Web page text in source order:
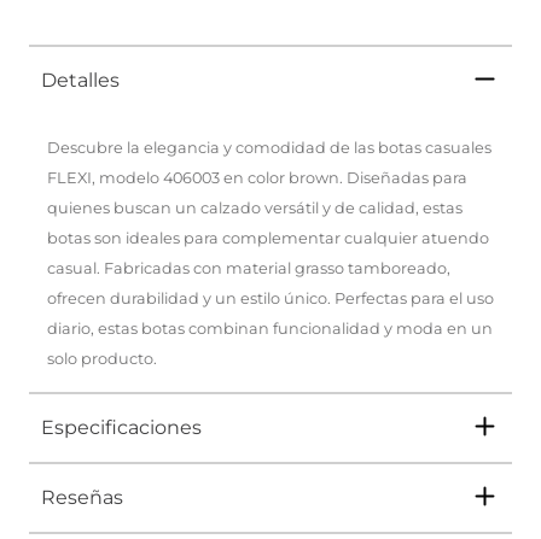
Detalles
Descubre la elegancia y comodidad de las botas casuales
FLEXI, modelo 406003 en color brown. Diseñadas para
quienes buscan un calzado versátil y de calidad, estas
botas son ideales para complementar cualquier atuendo
casual. Fabricadas con material grasso tamboreado,
ofrecen durabilidad y un estilo único. Perfectas para el uso
diario, estas botas combinan funcionalidad y moda en un
solo producto.
Especificaciones
Tipo
Reseñas